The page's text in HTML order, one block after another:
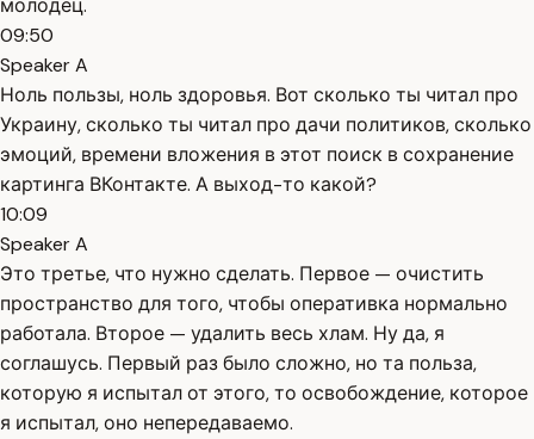
молодец.
09:50
Speaker A
Ноль пользы, ноль здоровья. Вот сколько ты читал про
Украину, сколько ты читал про дачи политиков, сколько
эмоций, времени вложения в этот поиск в сохранение
картинга ВКонтакте. А выход-то какой?
10:09
Speaker A
Это третье, что нужно сделать. Первое — очистить
пространство для того, чтобы оперативка нормально
работала. Второе — удалить весь хлам. Ну да, я
соглашусь. Первый раз было сложно, но та польза,
которую я испытал от этого, то освобождение, которое
я испытал, оно непередаваемо.